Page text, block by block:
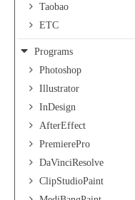
Taobao
ETC
Programs
Photoshop
Illustrator
InDesign
AfterEffect
PremierePro
DaVinciResolve
ClipStudioPaint